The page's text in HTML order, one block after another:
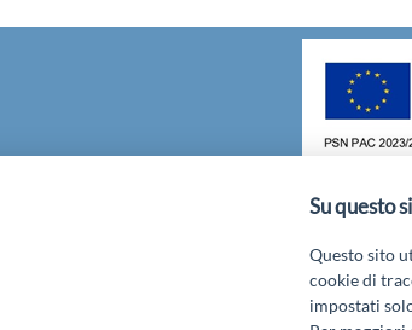
Su questo
Questo sito
cookie di
impostati